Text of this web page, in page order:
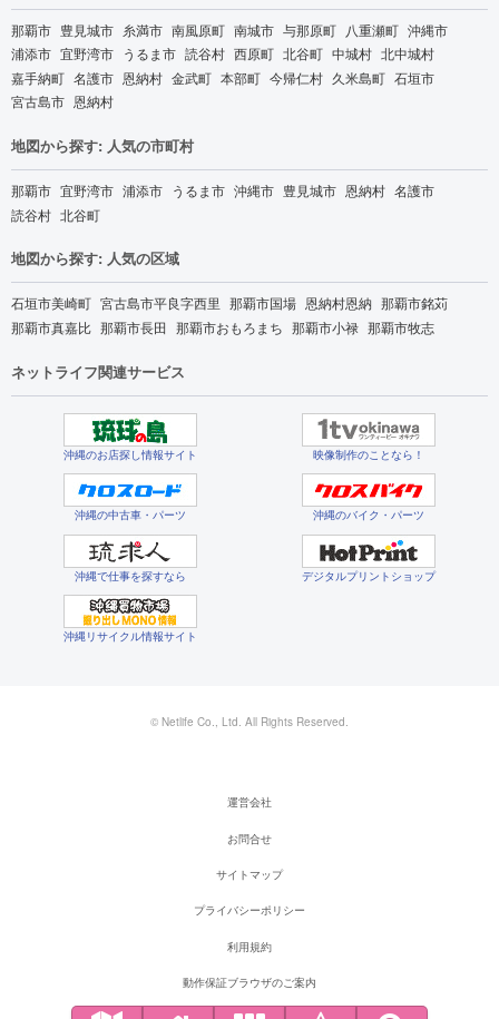
那覇市 豊見城市 糸満市 南風原町 南城市 与那原町 八重瀬町 沖縄市
浦添市 宜野湾市 うるま市 読谷村 西原町 北谷町 中城村 北中城村
嘉手納町 名護市 恩納村 金武町 本部町 今帰仁村 久米島町 石垣市
宮古島市 恩納村
地図から探す: 人気の市町村
那覇市 宜野湾市 浦添市 うるま市 沖縄市 豊見城市 恩納村 名護市
読谷村 北谷町
地図から探す: 人気の区域
石垣市美崎町 宮古島市平良字西里 那覇市国場 恩納村恩納 那覇市銘苅
那覇市真嘉比 那覇市長田 那覇市おもろまち 那覇市小禄 那覇市牧志
ネットライフ関連サービス
沖縄のお店探し情報サイト 映像制作のことなら！
沖縄の中古車・パーツ 沖縄のバイク・パーツ
沖縄で仕事を探すなら デジタルプリントショップ
沖縄リサイクル情報サイト
© Netlife Co., Ltd. All Rights Reserved.
運営会社
お問合せ
サイトマップ
プライバシーポリシー
利用規約
動作保証ブラウザのご案内